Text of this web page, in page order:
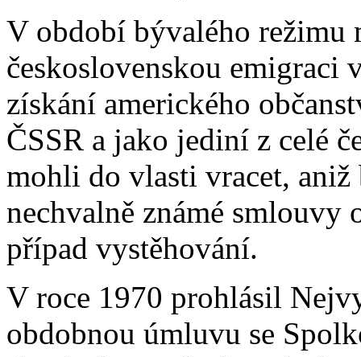
V období bývalého režimu
československou emigraci
získání amerického
ČSSR a jako jediní z celé
mohli do vlasti vracet,
nechvalně známé smlouvy
případ vystěhování.
V roce 1970 prohlásil
obdobnou úmluvu se